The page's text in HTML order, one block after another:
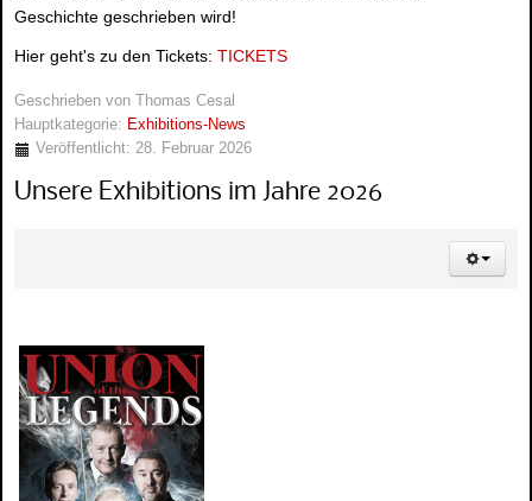
Geschichte geschrieben wird!
Hier geht's zu den Tickets: TICKETS
Geschrieben von Thomas Cesal
Hauptkategorie: Exhibitions-News
Veröffentlicht: 28. Februar 2026
Unsere Exhibitions im Jahre 2026